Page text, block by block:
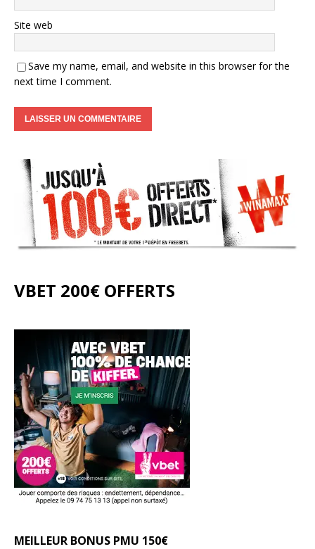
Site web
Save my name, email, and website in this browser for the
next time I comment.
VBET 200€ OFFERTS
MEILLEUR BONUS PMU 150€